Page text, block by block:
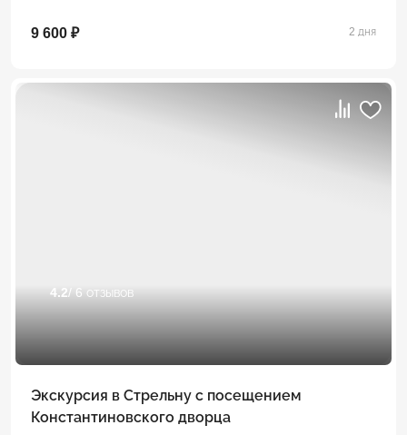
9 600 ₽ 2 дня
4.2/ 6 отзывов
Экскурсия в Стрельну с посещением
Константиновского дворца